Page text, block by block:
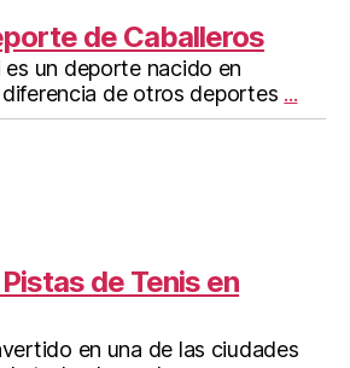
de Caballeros
es un deporte nacido en
de otros deportes ...
de Tenis en
en una de las ciudades